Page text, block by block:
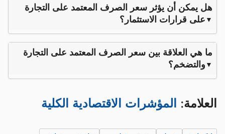
هل يمكن أن يؤثر سعر الصرف المعتمد على التجارة
على قرارات الاستثمار؟
ما هي العلاقة بين سعر الصرف المعتمد على التجارة
والتضخم؟
العلامة: المؤشرات الاقتصادية الكلية